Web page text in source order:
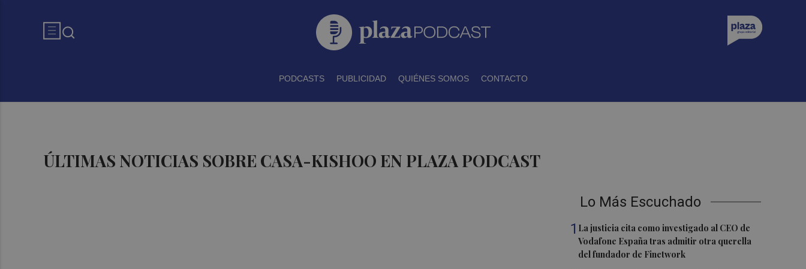
PODCASTS PUBLICIDAD QUIÉNES SOMOS CONTACTO
ÚLTIMAS NOTICIAS SOBRE CASA-KISHOO EN PLAZA PODCAST
Lo Más Escuchado
1 La justicia cita como investigado al CEO de
Vodafone España tras admitir otra querella
del fundador de Finetwork